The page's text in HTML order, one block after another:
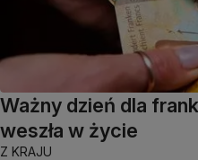
Ważny dzień dla
weszła w życie
Z KRAJU